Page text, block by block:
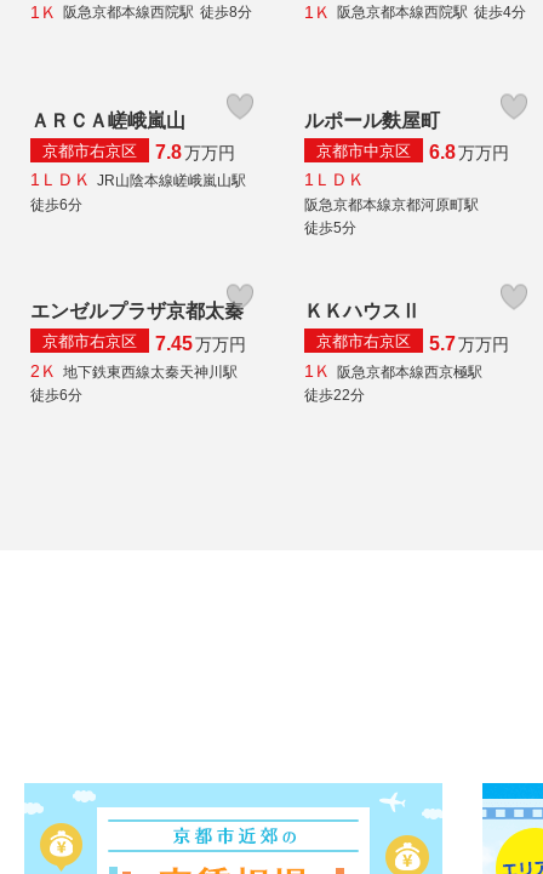
1Ｋ
阪急京都本線西院駅 徒歩8分
1Ｋ
阪急京都本線西院駅 徒歩4分
ＡＲＣＡ嵯峨嵐山
京都市右京区 7.8万万円
1ＬＤＫ JR山陰本線嵯峨嵐山駅
徒歩6分
ルポール麩屋町
京都市中京区 6.8万万円
1ＬＤＫ
阪急京都本線京都河原町駅
徒歩5分
エンゼルプラザ京都太秦
京都市右京区 7.45万万円
2Ｋ
地下鉄東西線太秦天神川駅
徒歩6分
ＫＫハウスⅡ
京都市右京区 5.7万万円
1Ｋ
阪急京都本線西京極駅
徒歩22分